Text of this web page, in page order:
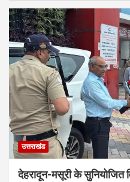
उत्तराखंड
देहरादून-मसूरी के सुनियोजित